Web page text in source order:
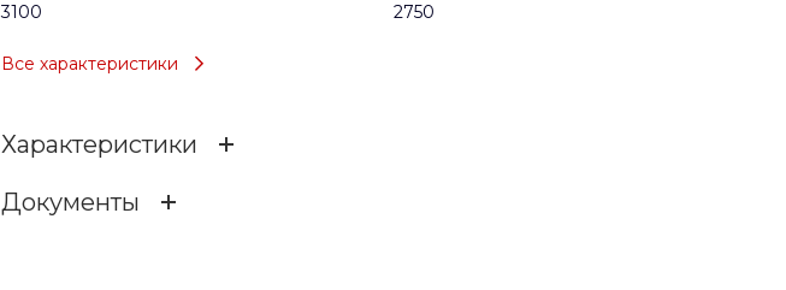
3100
2750
Все характеристики
Характеристики
Документы